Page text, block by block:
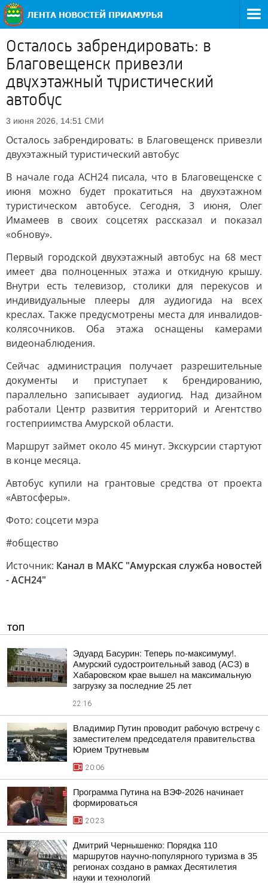
Осталось забрендировать: в
Благовещенск привезли
двухэтажный туристический
автобус
3 июня 2026, 14:51 СМИ
Осталось забрендировать: в Благовещенск привезли
двухэтажный туристический автобус
В начале года АСН24 писала, что в Благовещенске с
июня можно будет прокатиться на двухэтажном
туристическом автобусе. Сегодня, 3 июня, Олег
Имамеев в своих соцсетях рассказал и показал
«обнову».
Первый городской двухэтажный автобус на 68 мест
имеет два полноценных этажа и откидную крышу.
Внутри есть телевизор, столики для перекусов и
индивидуальные плееры для аудиогида на всех
креслах. Также предусмотрены места для инвалидов-
колясочников. Оба этажа оснащены камерами
видеонаблюдения.
Сейчас администрация получает разрешительные
документы и приступает к брендированию,
параллельно записывает аудиогид. Над дизайном
работали Центр развития территорий и Агентство
гостеприимства Амурской области.
Маршрут займет около 45 минут. Экскурсии стартуют
в конце месяца.
Автобус купили на грантовые средства от проекта
«Автосферы».
Фото: соцсети мэра
#общество
Источник: Канал в МАКС "Амурская служба новостей
- АСН24"
ТОП
Эдуард Басурин: Теперь по-максимуму!.
Амурский судостроительный завод (АСЗ) в
Хабаровском крае вышел на максимальную
загрузку за последние 25 лет
22:16
Владимир Путин проводит рабочую встречу с
заместителем председателя правительства
Юрием Трутневым
20:06
Программа Путина на ВЭФ-2026 начинает
формироваться
20:23
Дмитрий Чернышенко: Порядка 110
маршрутов научно-популярного туризма в 35
регионах создано в рамках Десятилетия
науки и технологий